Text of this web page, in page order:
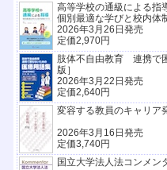
高等学校の通級による指
個別最適な学びと校内体
2026年3月26日発売
定価2,970円
肢体不自由教育 連携で
版］
2026年3月22日発売
定価2,640円
変容する教員のキャリア
2026年3月16日発売
定価3,740円
国立大学法人法コンメ